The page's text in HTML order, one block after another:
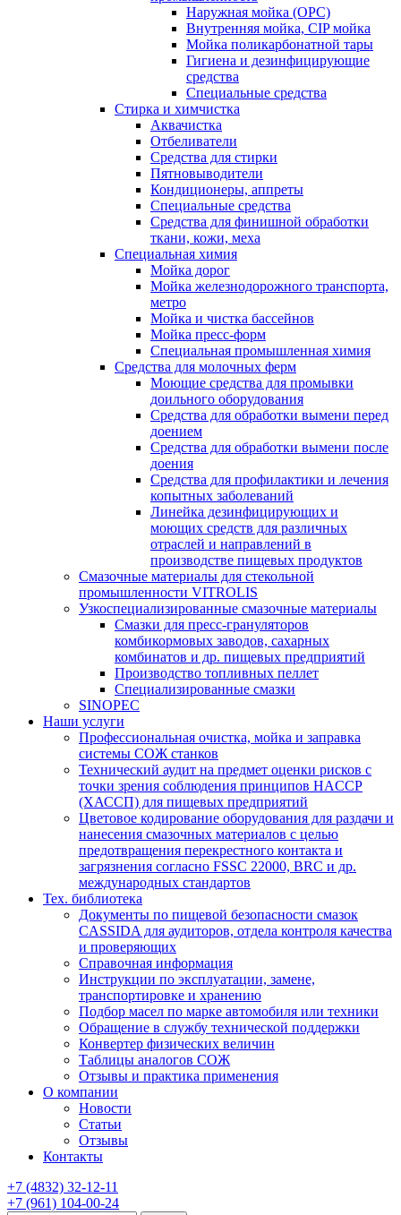
Наружная мойка (ОРС)
Внутренняя мойка, CIP мойка
Мойка поликарбонатной тары
Гигиена и дезинфицирующие
средства
Специальные средства
Стирка и химчистка
Аквачистка
Отбеливатели
Средства для стирки
Пятновыводители
Кондиционеры, аппреты
Специальные средства
Средства для финишной обработки
ткани, кожи, меха
Специальная химия
Мойка дорог
Мойка железнодорожного транспорта,
метро
Мойка и чистка бассейнов
Мойка пресс-форм
Специальная промышленная химия
Средства для молочных ферм
Моющие средства для промывки
доильного оборудования
Средства для обработки вымени перед
доением
Средства для обработки вымени после
доения
Средства для профилактики и лечения
копытных заболеваний
Линейка дезинфицирующих и
моющих средств для различных
отраслей и направлений в
производстве пищевых продуктов
Смазочные материалы для стекольной
промышленности VITROLIS
Узкоспециализированные смазочные материалы
Смазки для пресс-грануляторов
комбикормовых заводов, сахарных
комбинатов и др. пищевых предприятий
Производство топливных пеллет
Специализированные смазки
SINOPEC
Наши услуги
Профессиональная очистка, мойка и заправка
системы СОЖ станков
Технический аудит на предмет оценки рисков с
точки зрения соблюдения принципов HACCP
(ХАССП) для пищевых предприятий
Цветовое кодирование оборудования для раздачи и
нанесения смазочных материалов с целью
предотвращения перекрестного контакта и
загрязнения согласно FSSC 22000, BRC и др.
международных стандартов
Тех. библиотека
Документы по пищевой безопасности смазок
CASSIDA для аудиторов, отдела контроля качества
и проверяющих
Справочная информация
Инструкции по эксплуатации, замене,
транспортировке и хранению
Подбор масел по марке автомобиля или техники
Обращение в службу технической поддержки
Конвертер физических величин
Таблицы аналогов СОЖ
Отзывы и практика применения
О компании
Новости
Статьи
Отзывы
Контакты
+7 (4832) 32-12-11
+7 (961) 104-00-24